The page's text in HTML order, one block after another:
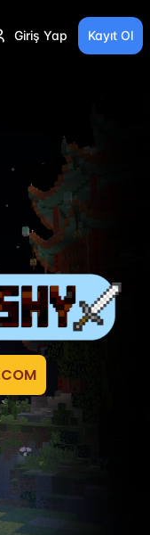
Giriş Yap Kayıt Ol